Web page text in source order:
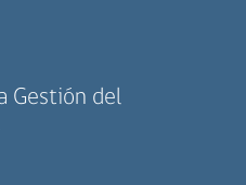
Gestión del